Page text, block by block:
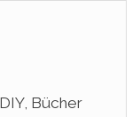
Bücher